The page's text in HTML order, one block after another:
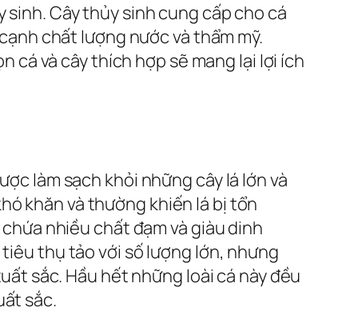
Cây thủy sinh cung cấp cho cá
chất lượng nước và thẩm mỹ.
cá và cây thích hợp sẽ mang lại lợi ích
làm sạch khỏi những cây lá lớn và
khăn và thường khiến lá bị tổn
nhiều chất đạm và giàu dinh
thụ tảo với số lượng lớn, nhưng
sắc. Hầu hết những loài cá này đều
sắc.